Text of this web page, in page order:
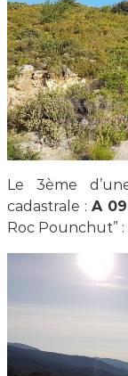
Le 3ème
cadastrale :A
Roc Pounchut” :